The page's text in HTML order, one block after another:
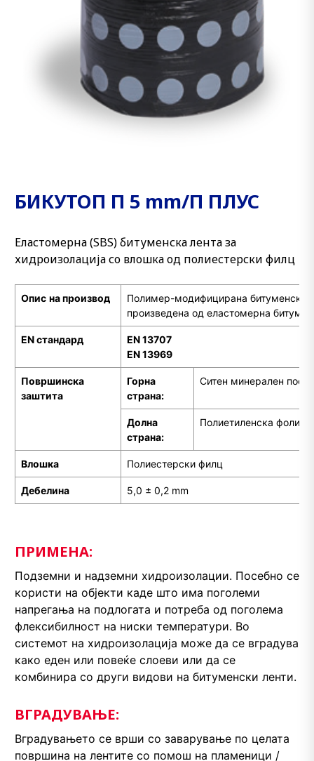
БИКУТОП П 5 mm/П ПЛУС
Еластомерна (SBS) битуменска лента за
хидроизолација со влошка од полиестерски филц
Опис на производ
Полимер-модифицирана битуменска
произведена од еластомерна
EN стандард
EN 13707
EN 13969
Површинска
заштита
Горна
страна:
Ситен минерален посип
Долна
страна:
Полиетиленска фолија
Влошка Полиестерски филц
Дебелина 5,0 ± 0,2 mm
ПРИМЕНА:
Подземни и надземни хидроизолации. Посебно се
користи на објекти каде што има поголеми
напрегања на подлогата и потреба од поголема
флексибилност на ниски температури. Во
системот на хидроизолација може да се вградува
како еден или повеќе слоеви или да се
комбинира со други видови на битуменски ленти.
ВГРАДУВАЊЕ:
Вградувањето се врши со заварување по целата
површина на лентите со помош на пламеници /